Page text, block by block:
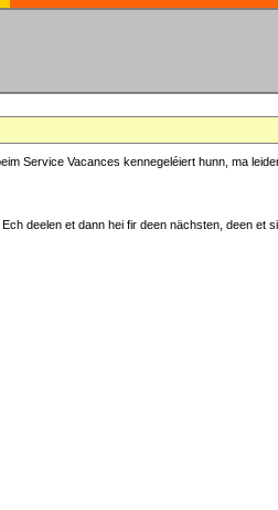
Service Vacances kennegeléiert hunn, ma
deelen et dann hei fir deen nächsten, deen et